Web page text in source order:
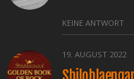
KEINE ANTWORT
19. AUGUST 2022